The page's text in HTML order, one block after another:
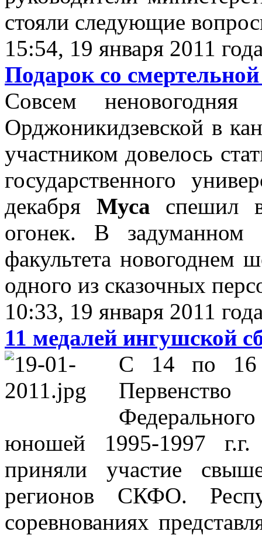
стояли следующие
15:54, 19 января 2011
Подарок со
Совсем
Орджоникидзевской в
участником довелось
государственного
декабря Муса спешил
огонек. В задуманном
факультета новогоднем
одного из сказочных
10:33, 19 января 2011
11 медалей ингушской
С 14 по 16
юношей 1995-1997 г.г.
приняли участие
регионов СКФО.
соревнованиях